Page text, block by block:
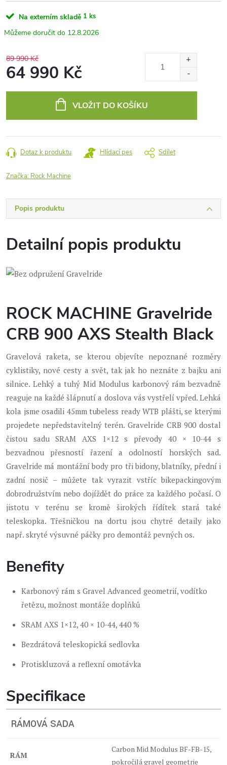
Na externím skladě 1 ks
12.8.2026
89 990 Kč
64 990 Kč
VLOŽIT DO KOŠÍKU
Dotaz k produktu Hlídací pes Sdílet
Značka: Rock Machine
Popis produktu
Detailní popis produktu
ROCK MACHINE Gravelride
CRB 900 AXS Stealth Black
Gravelová raketa, se kterou objevíte nepoznané rozměry
cyklistiky, nové cesty a svět, tak jak ho neznáte z bajku ani
silnice. Lehký a tuhý Mid Modulus karbonový rám bezvadně
reaguje na každé šlápnutí a doslova vás vystřelí vpřed. Lehká
kola jsme osadili 45mm tubeless ready WTB plášti, se kterými
projedete nepředstavitelný terén. Gravelride CRB 900 dostal
čistou sadu SRAM AXS 1×12 s převody 40 × 10-44 s
bezvadnou přesností řazení a odolností horských sad.
Gravelride má montážní body pro tři bidony, blatníky, přední i
zadní nosič – můžete tak vyrazit vstříc bikepackingovým
dobrodružstvím nebo dojíždět do práce za každého počasí. O
jistotu v terénu se kromě širokých řídítek stará také
teleskopka. Třešničkou na dortu jsou chytré detaily jako
např. skryté výsuvné páčky pro demontáž pevných os.
Benefity
Karbonový rám s Gravel Advanced geometrií, vodítko
řetězu, možnost montáže doplňků
SRAM AXS 1×12, 40 × 10-44, 440 %
Bezdrátová teleskopická sedlovka
Protiskluzová a reflexní omotávka
Specifikace
RÁMOVÁ SADA
RÁM
Carbon Mid Modulus BF-FB-15,
pokročilá gravel geometrie